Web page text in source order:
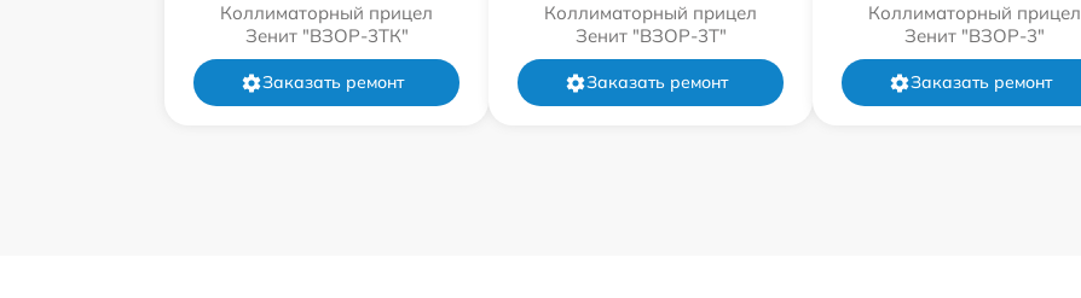
Коллиматорный прицел
Зенит "ВЗОР-3ТК"
Заказать ремонт
Коллиматорный прицел
Зенит "ВЗОР-3Т"
Заказать ремонт
Коллиматорный прицел
Зенит "ВЗОР-3"
Заказать ремонт